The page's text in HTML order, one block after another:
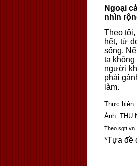
Ngoại
nhìn
Theo
hết, từ
sống.
ta
người
phải
làm.
Thực
Ảnh: THU
Theo sgtt.vn
*Tựa đề